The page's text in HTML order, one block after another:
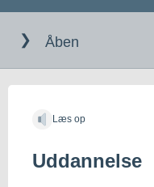
indholdet
Åben
Læs op
Uddannelse